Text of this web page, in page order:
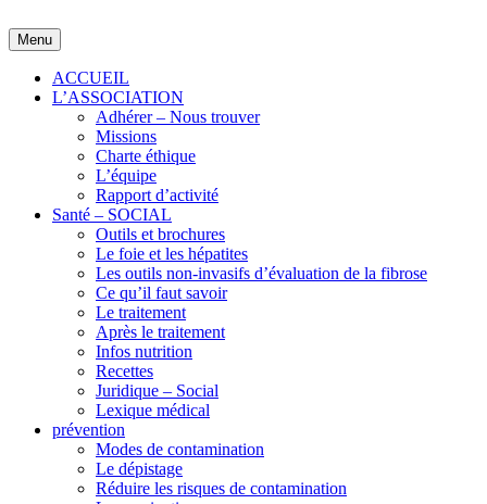
to
content
Menu
ACCUEIL
L’ASSOCIATION
Adhérer – Nous trouver
Missions
Charte éthique
L’équipe
Rapport d’activité
Santé – SOCIAL
Outils et brochures
Le foie et les hépatites
Les outils non-invasifs d’évaluation de la fibrose
Ce qu’il faut savoir
Le traitement
Après le traitement
Infos nutrition
Recettes
Juridique – Social
Lexique médical
prévention
Modes de contamination
Le dépistage
Réduire les risques de contamination